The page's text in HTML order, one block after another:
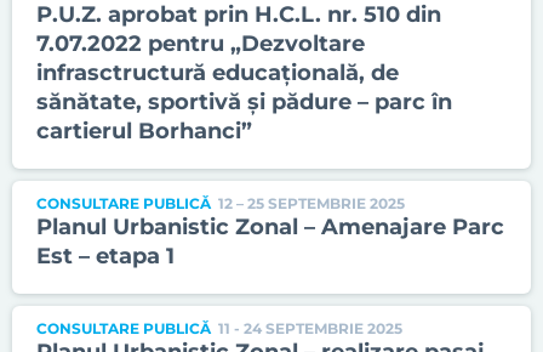
P.U.Z. aprobat prin H.C.L. nr. 510 din
7.07.2022 pentru „Dezvoltare
infrasctructură educațională, de
sănătate, sportivă și pădure – parc în
cartierul Borhanci”
CONSULTARE PUBLICĂ 12 – 25 SEPTEMBRIE 2025
Planul Urbanistic Zonal – Amenajare Parc
Est – etapa 1
CONSULTARE PUBLICĂ 11 - 24 SEPTEMBRIE 2025